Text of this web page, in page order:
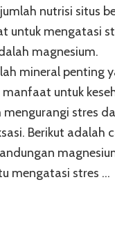
nutrisi situs
untuk mengatasi
magnesium.
mineral penting
untuk
stres
Berikut adalah
mengatasi stres …